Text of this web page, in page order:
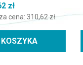
zł
cena: 310,62zł.